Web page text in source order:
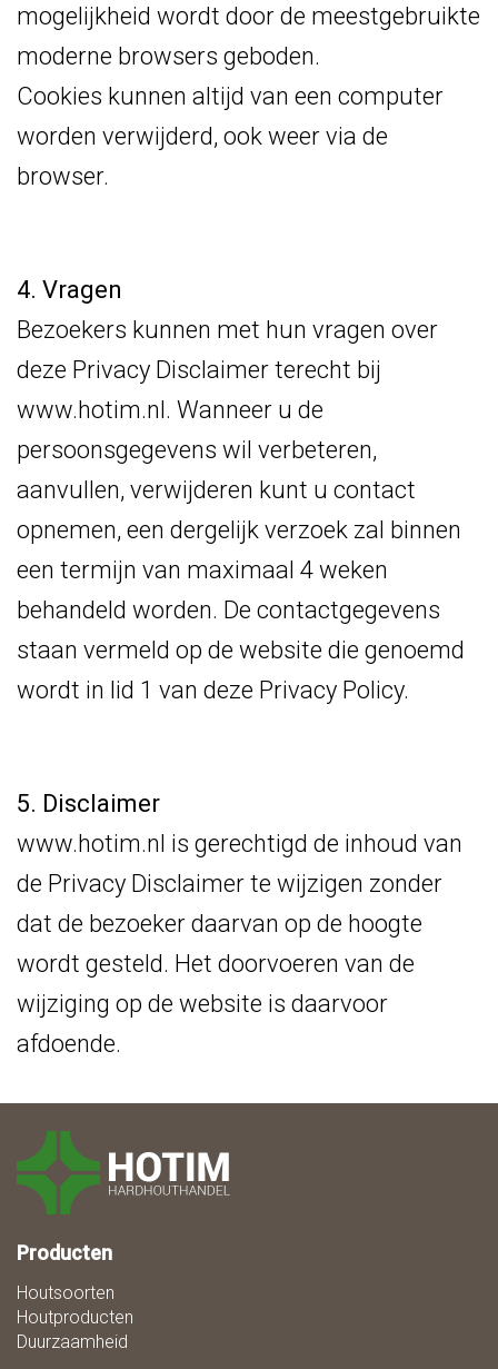
mogelijkheid wordt door de meestgebruikte
moderne browsers geboden.
Cookies kunnen altijd van een computer
worden verwijderd, ook weer via de
browser.
4. Vragen
Bezoekers kunnen met hun vragen over
deze Privacy Disclaimer terecht bij
www.hotim.nl. Wanneer u de
persoonsgegevens wil verbeteren,
aanvullen, verwijderen kunt u contact
opnemen, een dergelijk verzoek zal binnen
een termijn van maximaal 4 weken
behandeld worden. De contactgegevens
staan vermeld op de website die genoemd
wordt in lid 1 van deze Privacy Policy.
5. Disclaimer
www.hotim.nl is gerechtigd de inhoud van
de Privacy Disclaimer te wijzigen zonder
dat de bezoeker daarvan op de hoogte
wordt gesteld. Het doorvoeren van de
wijziging op de website is daarvoor
afdoende.
Producten
Houtsoorten
Houtproducten
Duurzaamheid